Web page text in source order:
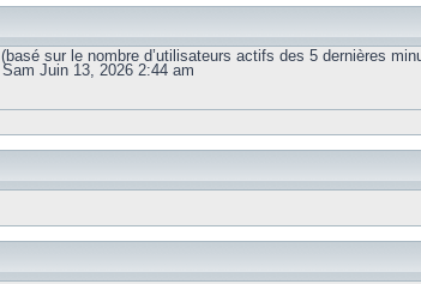
sur le nombre d’utilisateurs actifs des 5 dernières
Sam Juin 13, 2026 2:44 am